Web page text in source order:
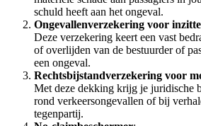
schuld heeft aan het ongeval.
Ongevallenverzekering voor
Deze verzekering keert een vast
of overlijden van de bestuurder of
een ongeval.
Rechtsbijstandverzekering voor
Met deze dekking krijg je juridische
rond verkeersongevallen of bij
tegenpartij.